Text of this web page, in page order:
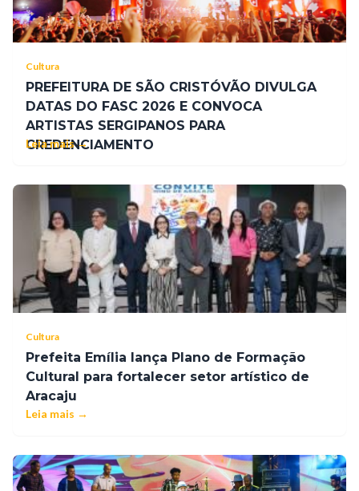
Cultura
PREFEITURA DE SÃO CRISTÓVÃO DIVULGA
DATAS DO FASC 2026 E CONVOCA
ARTISTAS SERGIPANOS PARA
CREDENCIAMENTO
Leia mais →
Cultura
Prefeita Emília lança Plano de Formação
Cultural para fortalecer setor artístico de
Aracaju
Leia mais →